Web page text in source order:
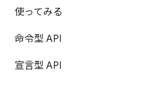
使ってみる
命令型 API
宣言型 API